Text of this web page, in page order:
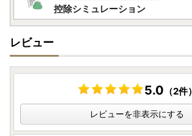
控除シミュレーション
レビュー
5.0 （2件）
レビューを非表示にする